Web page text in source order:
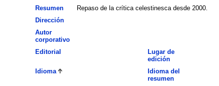
Resumen
Repaso de la crítica celestinesca desde 2000.
Dirección
Autor
corporativo
Editorial
Lugar de
edición
Idioma
Idioma del
resumen